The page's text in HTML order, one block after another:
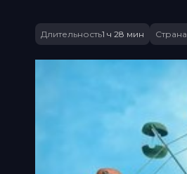
Длительность1 ч 28 мин Страна